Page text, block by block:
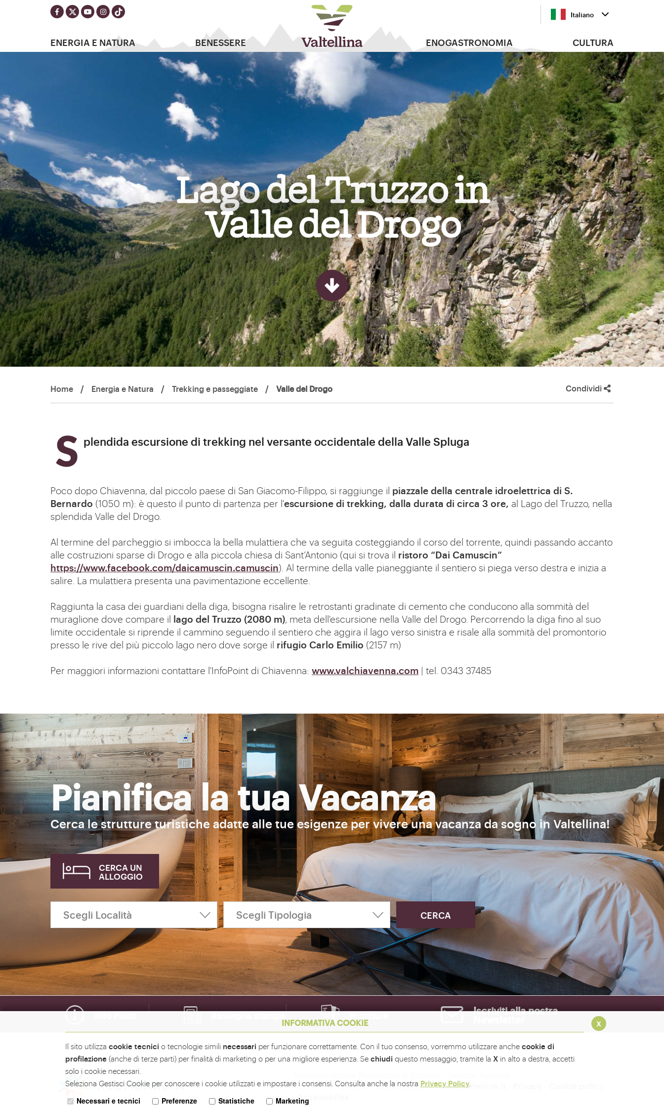
x
INFORMATIVA COOKIE
Il sito utilizza cookie tecnici o tecnologie simili necessari per funzionare correttamente. Con il tuo consenso, vorremmo utilizzare anche cookie di
profilazione (anche di terze parti) per finalità di marketing o per una migliore esperienza. Se chiudi questo messaggio, tramite la X in alto a destra, accetti
solo i cookie necessari.
Seleziona Gestisci Cookie per conoscere i cookie utilizzati e impostare i consensi. Consulta anche la nostra Privacy Policy
Necessari e tecnici Preferenze Statistiche Marketing
Italiano
ENERGIA E NATURA BENESSERE ENOGASTRONOMIA CULTURA
Lago del Truzzo in
Valle del Drogo
Home / Energia e Natura / Trekking e passeggiate / Valle del Drogo Condividi
Splendida escursione di trekking nel versante occidentale della Valle Spluga
Poco dopo Chiavenna, dal piccolo paese di San Giacomo-Filippo, si raggiunge il piazzale della centrale idroelettrica di S.
Bernardo (1050 m): è questo il punto di partenza per l'escursione di trekking, dalla durata di circa 3 ore, al Lago del Truzzo, nella
splendida Valle del Drogo.
Al termine del parcheggio si imbocca la bella mulattiera che va seguita costeggiando il corso del torrente, quindi passando accanto
alle costruzioni sparse di Drogo e alla piccola chiesa di Sant’Antonio (qui si trova il ristoro “Dai Camuscin”
https://www.facebook.com/daicamuscin.camuscin). Al termine della valle pianeggiante il sentiero si piega verso destra e inizia a
salire. La mulattiera presenta una pavimentazione eccellente.
Raggiunta la casa dei guardiani della diga, bisogna risalire le retrostanti gradinate di cemento che conducono alla sommità del
muraglione dove compare il lago del Truzzo (2080 m) , meta dell'escursione nella Valle del Drogo. Percorrendo la diga fino al suo
limite occidentale si riprende il cammino seguendo il sentiero che aggira il lago verso sinistra e risale alla sommità del promontorio
presso le rive del più piccolo lago nero dove sorge il rifugio Carlo Emilio (2157 m)
Per maggiori informazioni contattare l'InfoPoint di Chiavenna: www.valchiavenna.com | tel. 0343 37485
Pianifica la tua Vacanza
Cerca le strutture turistiche adatte alle tue esigenze per vivere una vacanza da sogno in Valtellina!
CERCA UN
ALLOGGIO
Info Point Rassegna stampa Brochure Iscriviti alla nostra
Corso XXV Aprile, 22 - 23100 Sondrio -info@valtellina.it
-Accessibilità